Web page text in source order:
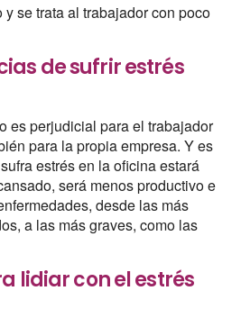
se trata al trabajador con poco
de sufrir estrés
es perjudicial para el trabajador
para la propia empresa. Y es
estrés en la oficina estará
será menos productivo e
desde las más
a las más graves, como las
lidiar con el estrés